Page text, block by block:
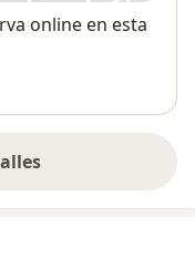
online en esta
dirección